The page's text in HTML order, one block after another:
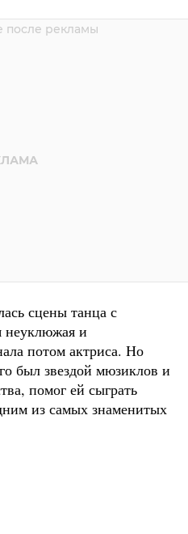
сцены танца с
неуклюжая и
потом актриса. Но
был звездой мюзиклов и
помог ей сыграть
из самых знаменитых